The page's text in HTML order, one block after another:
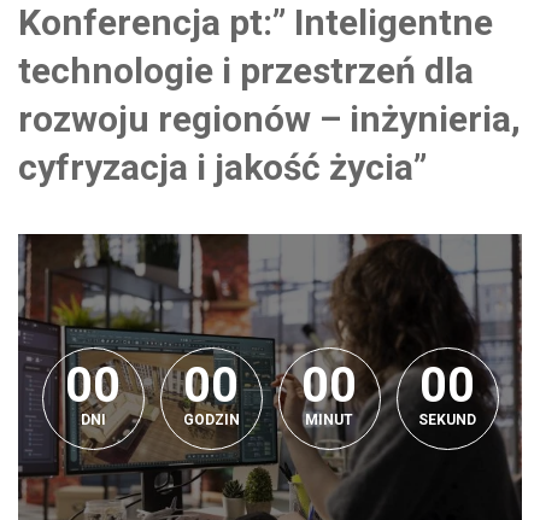
Konferencja pt:” Inteligentne
technologie i przestrzeń dla
rozwoju regionów – inżynieria,
cyfryzacja i jakość życia”
0
00
00
DNI
00
00
GODZIN
00
00
MINUT
00
00
SEKUND